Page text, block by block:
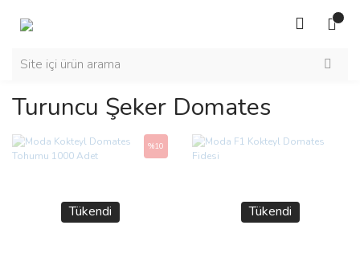
Turuncu Şeker Domates
Tükendi
%10
Tükendi